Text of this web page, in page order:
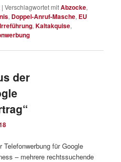
|Verschlagwortet mitAbzocke,
, Doppel-Anruf-Masche, EU
Irreführung,Kaltakquise,
der
Telefonwerbung für Google
– mehrere rechtssuchende